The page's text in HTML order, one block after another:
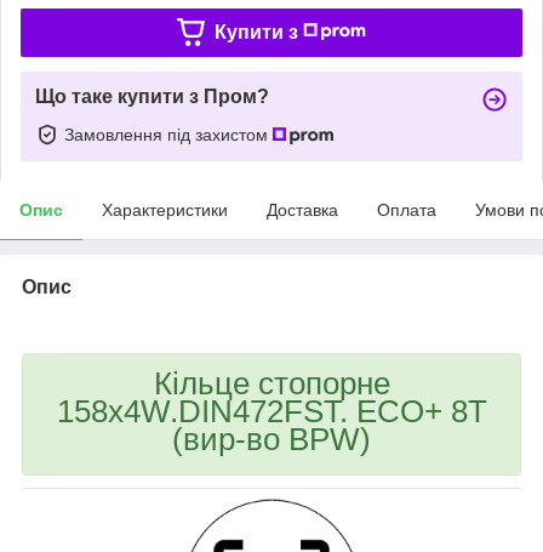
Купити з
Що таке купити з Пром?
Замовлення під захистом
Опис Характеристики Доставка Оплата Умови
Опис
Кільце стопорне
158x4W.DIN472FST. ECO+ 8T
(вир-во BPW)